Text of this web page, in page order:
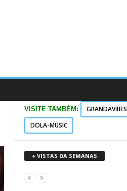
VISITE TAMBÉM: GRANDAVIBES
DOLA-MUSIC
+ VISTAS DA SEMANAS